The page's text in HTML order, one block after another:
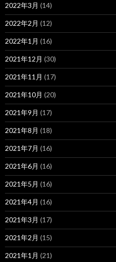
2022年3月 (14)
2022年2月 (12)
2022年1月 (16)
2021年12月 (30)
2021年11月 (17)
2021年10月 (20)
2021年9月 (17)
2021年8月 (18)
2021年7月 (16)
2021年6月 (16)
2021年5月 (16)
2021年4月 (16)
2021年3月 (17)
2021年2月 (15)
2021年1月 (21)